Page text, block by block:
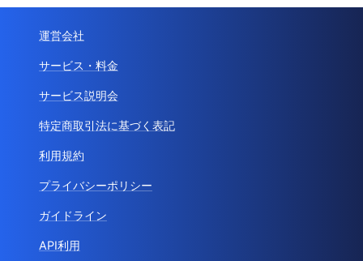
運営会社
サービス・料金
サービス説明会
特定商取引法に基づく表記
利用規約
プライバシーポリシー
ガイドライン
API利用